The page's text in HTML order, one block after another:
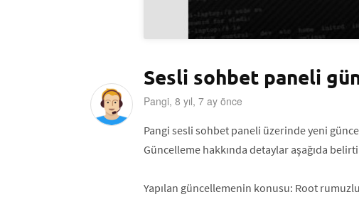
Sesli sohbet paneli
Pangi, 8 yıl, 7 ay önce
Pangi sesli sohbet paneli üzerinde yeni
Güncelleme hakkında detaylar aşağıda
Yapılan güncellemenin konusu: Root